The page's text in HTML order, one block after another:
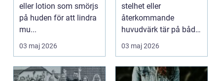
eller lotion som smörjs
på huden för att lindra
mu...
03 maj 2026
stelhet eller
återkommande
huvudvärk tär på både
ork och humör. Många
går länge ...
03 maj 2026